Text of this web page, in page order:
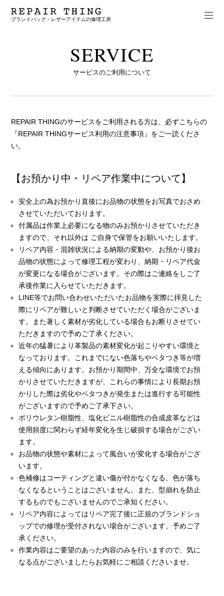
ブランドバッグ・レザーアイテムの修理工房
SERVICE
サービスのご利用について
REPAIR THINGのサービスをご利用される方は、必ずこちらの
『REPAIR THINGサービス利用の注意事項』をご一読くださ
い。
【お預かり中・リペア作業中について】
安全上の為お預かり直後にお品物の状態をお写真でおさめ
させていただいております。
付属品は作業上必要になる物のみお預かりさせていただき
ますので、それ以外は ご自身で保管をお願いいたします。
リペア内容・混雑状況による納期の変動や、お預かり後お
品物の状態によって修理工程が変わり、納期・リペア代金
が変更になる場合がございます。その際はご連絡をしご了
承後作業に入らせていただきます。
LINE等でお問い合わせいただいたお品物を実際に拝見した
際にリペアが難しいと判断させていただく場合がございま
す。また著しく素材が劣化している場合もお断りさせてい
ただきますので予めご了承ください。
近年の猛暑により革製品の素材変化が起こりやすい環境と
なっております。これまでにない色落ちやベタつき等が増
える傾向にあります。お預かり期間中、万全な環境でお預
かりさせていただきますが、これらの事情により長期お預
かりした際は劣化やベタつきが発生または進行する可能性
がございますので予めご了承下さい。
ポリウレタン樹脂性、塩化ビニル樹脂性の合成皮革などは
使用頻度に関わらず経年変化を生じ破損する場合がござい
ます。
お品物の状態や素材によって風合いが変化する場合がござ
います。
色補修はコーティングと違い傷が付かなくなる、色が落ち
なくなるということはございません。また、型崩れを防止
するものでもございませんのでご承知ください。
リペア内容によってはリペア完了後に正規のブランドショ
ップでの修理が受付されない場合がございます。予めご了
承ください。
作業内容はご要望のあった内容のみを行いますので、気に
なる点がございましたらお気軽にご相談くださいませ。